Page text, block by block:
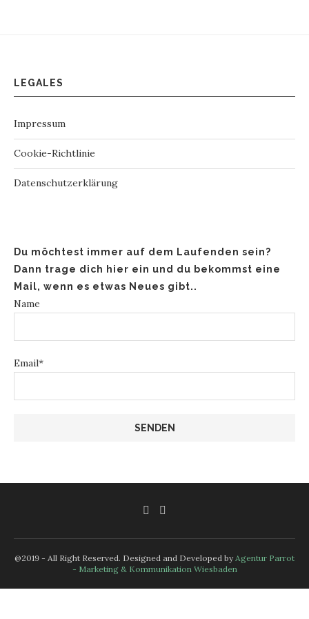
LEGALES
Impressum
Cookie-Richtlinie
Datenschutzerklärung
Du möchtest immer auf dem Laufenden sein?
Dann trage dich hier ein und du bekommst eine
Mail, wenn es etwas Neues gibt..
Name
Email*
@2019 - All Right Reserved. Designed and Developed by Agentur Parrot
- Marketing & Kommunikation Wiesbaden